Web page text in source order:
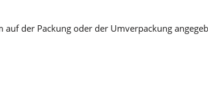
der Packung oder der Umverpackung